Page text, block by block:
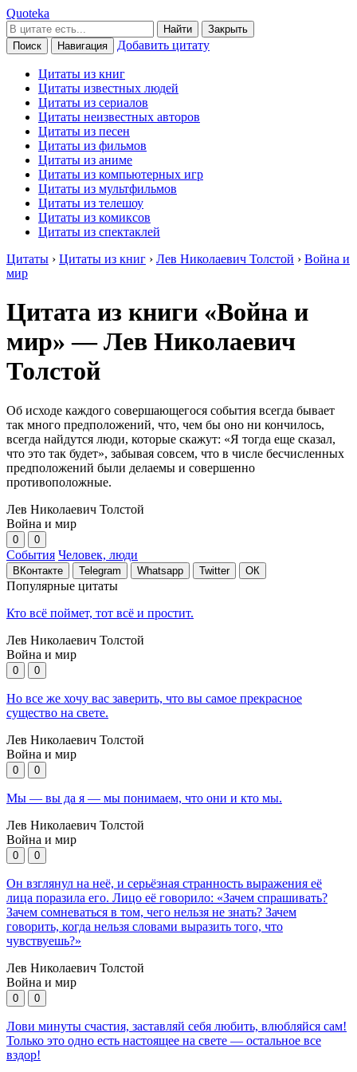
Quoteka
Найти
Закрыть
Поиск
Навигация Добавить цитату
Цитаты из книг
Цитаты известных людей
Цитаты из сериалов
Цитаты неизвестных авторов
Цитаты из песен
Цитаты из фильмов
Цитаты из аниме
Цитаты из компьютерных игр
Цитаты из мультфильмов
Цитаты из телешоу
Цитаты из комиксов
Цитаты из спектаклей
Цитаты › Цитаты из книг › Лев Николаевич Толстой › Война и
мир
Цитата из книги «Война и
мир» — Лев Николаевич
Толстой
Об исходе каждого совершающегося события всегда бывает
так много предположений, что, чем бы оно ни кончилось,
всегда найдутся люди, которые скажут: «Я тогда еще сказал,
что это так будет», забывая совсем, что в числе бесчисленных
предположений были делаемы и совершенно
противоположные.
Лев Николаевич Толстой
Война и мир
0 0
События Человек, люди
ВКонтакте Telegram Whatsapp Twitter ОК
Популярные цитаты
Кто всё поймет, тот всё и простит.
Лев Николаевич Толстой
Война и мир
0 0
Но все же хочу вас заверить, что вы самое прекрасное
существо на свете.
Лев Николаевич Толстой
Война и мир
0 0
Мы — вы да я — мы понимаем, что они и кто мы.
Лев Николаевич Толстой
Война и мир
0 0
Он взглянул на неё, и серьёзная странность выражения её
лица поразила его. Лицо её говорило: «Зачем спрашивать?
Зачем сомневаться в том, чего нельзя не знать? Зачем
говорить, когда нельзя словами выразить того, что
чувствуешь?»
Лев Николаевич Толстой
Война и мир
0 0
Лови минуты счастия, заставляй себя любить, влюбляйся сам!
Только это одно есть настоящее на свете — остальное все
вздор!